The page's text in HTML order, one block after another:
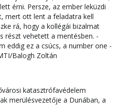
érni. Persze, az ember leküzdi
mert ott lent a feladatra kell
rá, hogy a kollégái bizalmat
részt vehetett a mentésben. -
eddig ez a csúcs, a number one -
Balogh Zoltán
katasztrófavédelem
merülésvezetője a Dunában, a